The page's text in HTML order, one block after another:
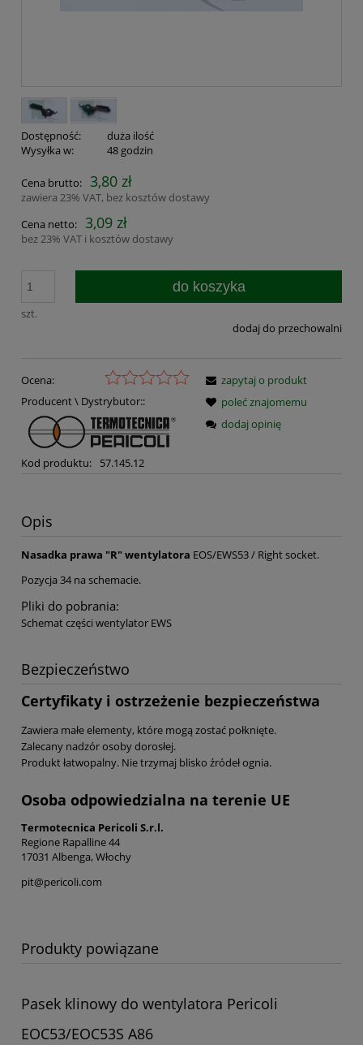
Dostępność:
duża ilość
Wysyłka w:
48 godzin
Cena brutto: 3,80 zł
zawiera 23% VAT, bez kosztów dostawy
Cena netto:
3,09 zł
bez 23% VAT i kosztów dostawy
szt.
do koszyka
dodaj do przechowalni
Ocena:
Producent \ Dystrybutor::
Kod produktu: 57.145.12
zapytaj o produkt
poleć znajomemu
dodaj opinię
Opis
Nasadka prawa "R" wentylatora EOS/EWS53 / Right socket.
Pozycja 34 na schemacie.
Pliki do pobrania:
Schemat części wentylator EWS
Bezpieczeństwo
Certyfikaty i ostrzeżenie bezpieczeństwa
Zawiera małe elementy, które mogą zostać połknięte.
Zalecany nadzór osoby dorosłej.
Produkt łatwopalny. Nie trzymaj blisko źródeł ognia.
Osoba odpowiedzialna na terenie UE
Termotecnica Pericoli S.r.l.
Regione Rapalline 44
17031 Albenga, Włochy
pit@pericoli.com
Produkty powiązane
Pasek klinowy do wentylatora Pericoli
EOC53/EOC53S A86